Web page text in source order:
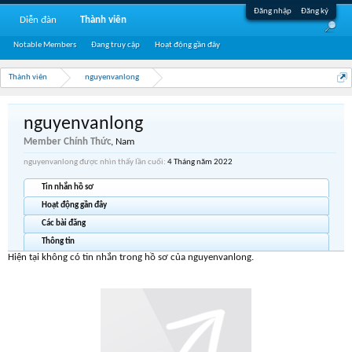
Đăng nhập Đăng ký
Thành viên nguyenvanlong
nguyenvanlong
Member Chính Thức, Nam
nguyenvanlong được nhìn thấy lần cuối: 4 Tháng năm 2022
Tin nhắn hồ sơ
Hoạt động gần đây
Các bài đăng
Thông tin
Hiện tại không có tin nhắn trong hồ sơ của nguyenvanlong.
Diễn đàn Thành viên
Notable Members Đang truy cập Hoạt động gần đây